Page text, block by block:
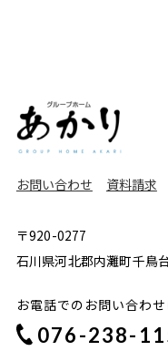
お問い合わせ 資料請求
〒920-0277
石川県河北郡内灘町千鳥
お電話でのお問い合わ
076-238-